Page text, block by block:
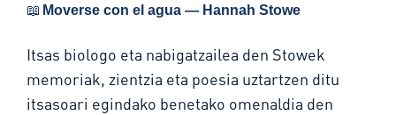
📖 Moverse con el agua — Hannah Stowe
Itsas biologo eta nabigatzailea den Stowek
memoriak, zientzia eta poesia uztartzen ditu
itsasoari egindako benetako omenaldia den